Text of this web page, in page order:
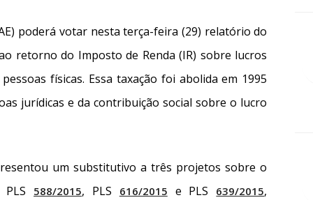
poderá votar nesta terça-feira (29) relatório do
retorno do Imposto de Renda (IR) sobre lucros
físicas. Essa taxação foi abolida em 1995
jurídicas e da contribuição social sobre o lucro
um substitutivo a três projetos sobre o
588/2015, PLS 616/2015 e PLS 639/2015,